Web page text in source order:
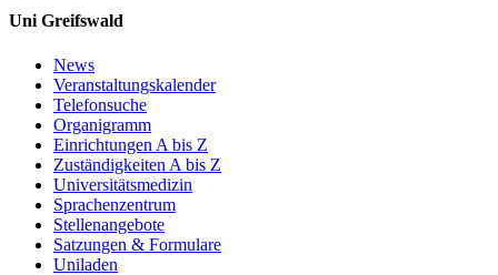
Uni Greifswald
News
Veranstaltungskalender
Telefonsuche
Organigramm
Einrichtungen A bis Z
Zuständigkeiten A bis Z
Universitätsmedizin
Sprachenzentrum
Stellenangebote
Satzungen & Formulare
Uniladen